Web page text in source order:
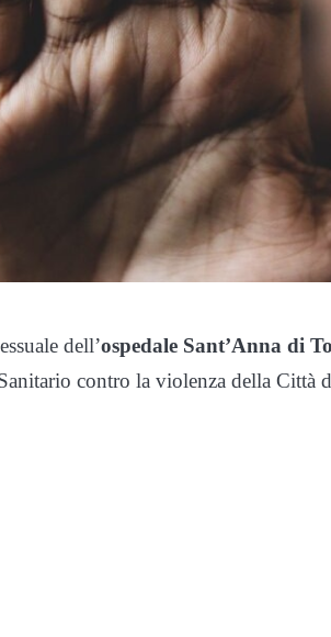
dell’ospedale Sant’Anna di
contro la violenza della Città